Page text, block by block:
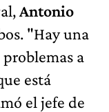
Antonio
"Hay una
a
está
el jefe de